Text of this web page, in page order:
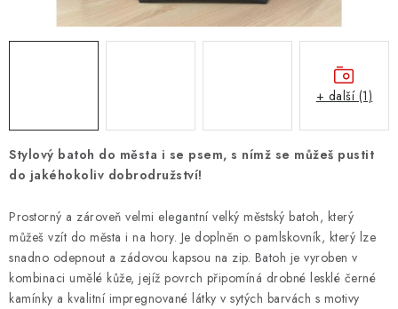
REGISTROVAT
Obchodní podmínky
Doprava a platba
Stylový batoh do města i se psem, s nímž se můžeš pustit
do jakéhokoliv dobrodružství!
Prostorný a zároveň velmi elegantní velký městský batoh, který
můžeš vzít do města i na hory. Je doplněn o pamlskovník, který lze
snadno odepnout a zádovou kapsou na zip. Batoh je vyroben v
kombinaci umělé kůže, jejíž povrch připomíná drobné lesklé černé
kamínky a kvalitní impregnované látky v sytých barvách s motivy
+ další (1)